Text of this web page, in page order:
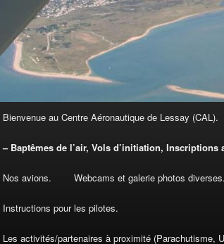
Bienvenue au Centre Aéronautique de Lessay (CAL).
– Baptêmes de l’air, Vols d’initiation, Inscriptions
Nos avions. Webcams et galerie photos diverses.
Instructions pour les pilotes.
Les activités/partenaires à proximité (Parachutisme,